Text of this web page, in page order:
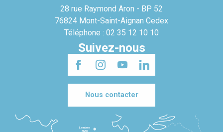
28 rue Raymond Aron - BP 52
76824 Mont-Saint-Aignan Cedex
Téléphone : 02 35 12 10 10
Suivez-nous
Nous contacter
Londres
3h30